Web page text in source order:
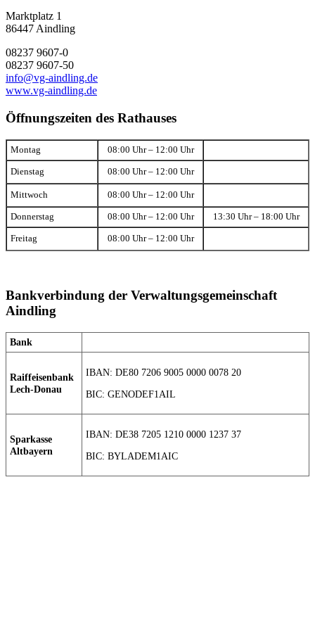
Marktplatz 1
86447 Aindling
08237 9607-0
08237 9607-50
info@vg-aindling.de
www.vg-aindling.de
Öffnungszeiten des Rathauses
Montag 08:00 Uhr – 12:00 Uhr
Dienstag 08:00 Uhr – 12:00 Uhr
Mittwoch 08:00 Uhr – 12:00 Uhr
Donnerstag 08:00 Uhr – 12:00 Uhr 13:30 Uhr – 18:00 Uhr
Freitag 08:00 Uhr – 12:00 Uhr
Bankverbindung der Verwaltungsgemeinschaft
Aindling
Bank
Raiffeisenbank
Lech-Donau
IBAN: DE80 7206 9005 0000 0078 20
BIC: GENODEF1AIL
Sparkasse
Altbayern
IBAN: DE38 7205 1210 0000 1237 37
BIC: BYLADEM1AIC